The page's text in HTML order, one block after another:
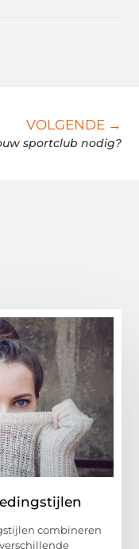
VOLGENDE →
sportclub nodig?
combineren